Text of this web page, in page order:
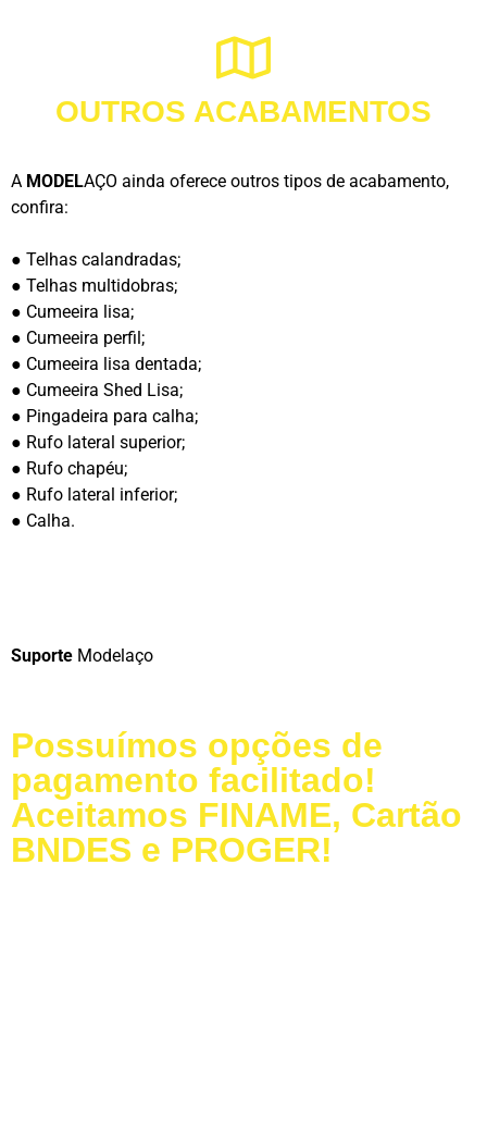
OUTROS ACABAMENTOS
A MODELAÇO ainda oferece outros tipos de acabamento,
confira:
● Telhas calandradas;
● Telhas multidobras;
● Cumeeira lisa;
● Cumeeira perfil;
● Cumeeira lisa dentada;
● Cumeeira Shed Lisa;
● Pingadeira para calha;
● Rufo lateral superior;
● Rufo chapéu;
● Rufo lateral inferior;
● Calha.
Suporte Modelaço
Possuímos opções de
pagamento facilitado!
Aceitamos FINAME, Cartão
BNDES e PROGER!